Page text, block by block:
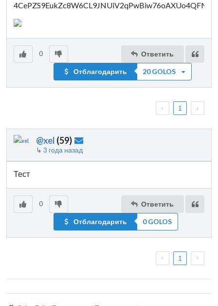
4CePZS9EukZc8W6CL9JNUiV2qPwBiw76oAXUo4QFNysa
0 Ответить
Отблагодарить 20 GOLOS
1
@xel (59)
↳ 3 года назад
Тест
0 Ответить
Отблагодарить 0 GOLOS
1